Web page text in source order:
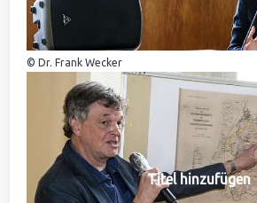
© Dr. Frank Wecker
Titel hinzufügen